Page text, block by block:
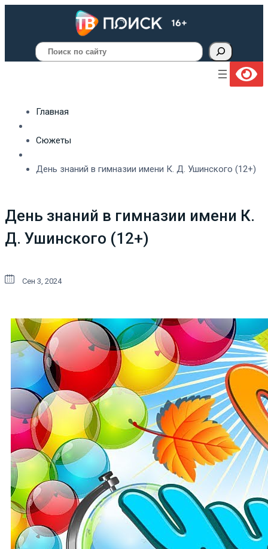
Поиск
Главная
Сюжеты
День знаний в гимназии имени К. Д. Ушинского (12+)
День знаний в гимназии имени К.
Д. Ушинского (12+)
Сен 3, 2024